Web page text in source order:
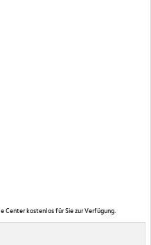
Center kostenlos für Sie zur Verfügung.